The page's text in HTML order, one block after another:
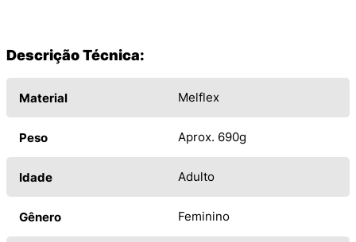
Descrição Técnica:
Material Melflex
Peso Aprox. 690g
Idade Adulto
Gênero Feminino